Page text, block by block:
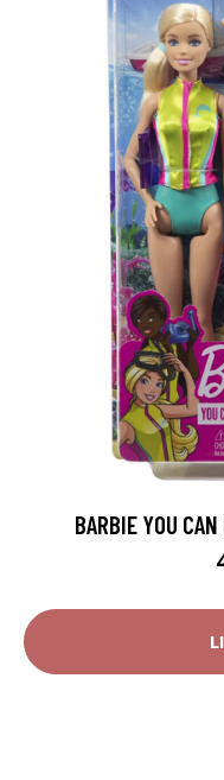
BARBIE YOU